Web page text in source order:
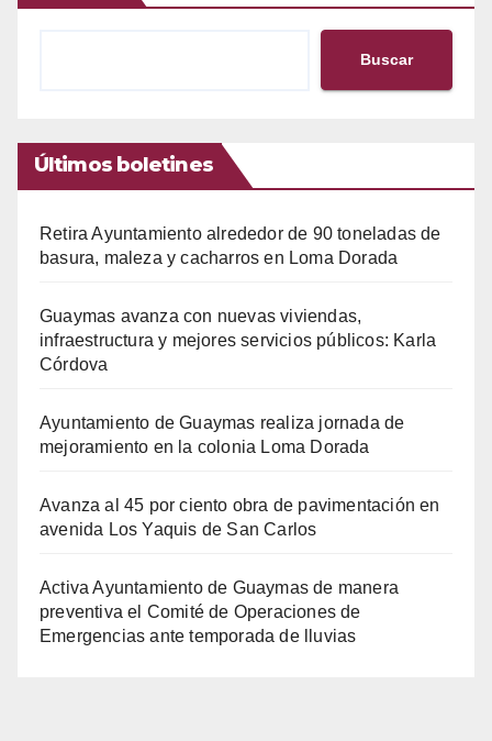
Buscar
Últimos boletines
Retira Ayuntamiento alrededor de 90 toneladas de
basura, maleza y cacharros en Loma Dorada
Guaymas avanza con nuevas viviendas,
infraestructura y mejores servicios públicos: Karla
Córdova
Ayuntamiento de Guaymas realiza jornada de
mejoramiento en la colonia Loma Dorada
Avanza al 45 por ciento obra de pavimentación en
avenida Los Yaquis de San Carlos
Activa Ayuntamiento de Guaymas de manera
preventiva el Comité de Operaciones de
Emergencias ante temporada de lluvias